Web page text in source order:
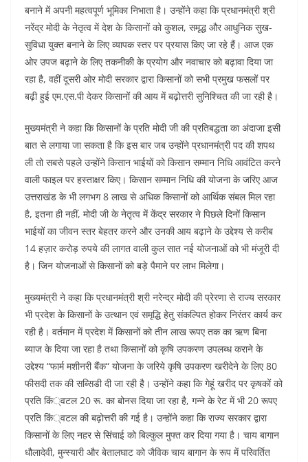
बनाने में अपनी महत्वपूर्ण भूमिका निभाता है। उन्होंने कहा कि प्रधानमंत्री श्री
नरेंद्र मोदी के नेतृत्व में देश के किसानों को कुशल, समृद्ध और आधुनिक सुख-
सुविधा युक्त बनाने के लिए व्यापक स्तर पर प्रयास किए जा रहे हैं। आज एक
ओर उपज बढ़ाने के लिए तकनीकी के प्रयोग और नवाचार को बढ़ावा दिया जा
रहा है, वहीं दूसरी ओर मोदी सरकार द्वारा किसानों को सभी प्रमुख फसलों पर
बढ़ी हुई एम.एस.पी देकर किसानों की आय में बढ़ोत्तरी सुनिश्चित की जा रही है।
मुख्यमंत्री ने कहा कि किसानों के प्रति मोदी जी की प्रतिबद्धता का अंदाजा इसी
बात से लगाया जा सकता है कि इस बार जब उन्होंने प्रधानमंत्री पद की शपथ
ली तो सबसे पहले उन्होंने किसान भाईयों को किसान सम्मान निधि आवंटित करने
वाली फाइल पर हस्ताक्षर किए। किसान सम्मान निधि की योजना के जरिए आज
उत्तराखंड के भी लगभग 8 लाख से अधिक किसानों को आर्थिक संबल मिल रहा
है, इतना ही नहीं, मोदी जी के नेतृत्व में केंद्र सरकार ने पिछले दिनों किसान
भाईयों का जीवन स्तर बेहतर करने और उनकी आय बढ़ाने के उद्देश्य से करीब
14 हज़ार करोड़ रुपये की लागत वाली कुल सात नई योजनाओं को भी मंजूरी दी
है। जिन योजनाओं से किसानों को बड़े पैमाने पर लाभ मिलेगा।
मुख्यमंत्री ने कहा कि प्रधानमंत्री श्री नरेन्द्र मोदी की प्रेरणा से राज्य सरकार
भी प्रदेश के किसानों के उत्थान एवं समृद्धि हेतु संकल्पित होकर निरंतर कार्य कर
रही है। वर्तमान में प्रदेश में किसानों को तीन लाख रूपए तक का ऋण बिना
ब्याज के दिया जा रहा है तथा किसानों को कृषि उपकरण उपलब्ध कराने के
उद्देश्य “फार्म मशीनरी बैंक“ योजना के जरिये कृषि उपकरण खरीदेने के लिए 80
फीसदी तक की सब्सिडी दी जा रही है। उन्होंने कहा कि गेहूं खरीद पर कृषकों को
प्रति किं्वटल 20 रू. का बोनस दिया जा रहा है, गन्ने के रेट में भी 20 रूपए
प्रति किं्वटल की बढ़ोत्तरी की गई है। उन्होंने कहा कि राज्य सरकार द्वारा
किसानों के लिए नहर से सिंचाई को बिल्कुल मुफ्त कर दिया गया है। चाय बागान
धौलादेवी, मुन्स्यारी और बेतालघाट को जैविक चाय बागान के रूप में परिवर्तित